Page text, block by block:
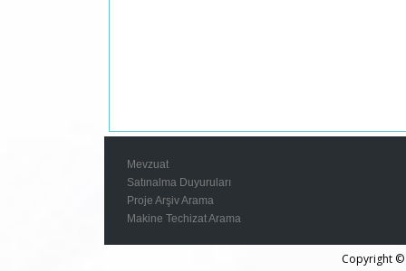
(Duyuru Tarihi: 31.10.2024)
Mevzuat
Satınalma Duyuruları
Proje Arşiv Arama
Makine Techizat Arama
Copyright ©